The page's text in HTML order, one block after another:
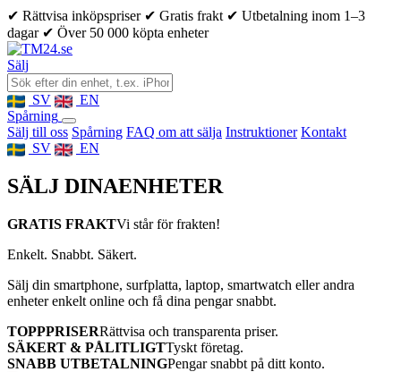
✔ Rättvisa inköpspriser ✔ Gratis frakt ✔ Utbetalning inom 1–3
dagar ✔ Över 50 000 köpta enheter
Sälj
SV
EN
Spårning
Sälj till oss Spårning FAQ om att sälja Instruktioner Kontakt
SV
EN
SÄLJ DINAENHETER
GRATIS FRAKTVi står för frakten!
Enkelt. Snabbt. Säkert.
Sälj din smartphone, surfplatta, laptop, smartwatch eller andra
enheter enkelt online och få dina pengar snabbt.
TOPPPRISERRättvisa och transparenta priser.
SÄKERT & PÅLITLIGTTyskt företag.
SNABB UTBETALNINGPengar snabbt på ditt konto.